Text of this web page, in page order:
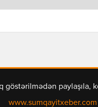
göstərilmədən
www.sumqayitxeber.com